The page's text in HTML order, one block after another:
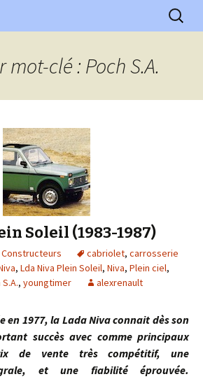
Ancienne
: articles, historiques
clé : Poch S.A.
Soleil (1983-1987)
Constructeurs cabriolet, carrosserie
, Lda Niva Plein Soleil, Niva, Plein ciel,
, youngtimer alexrenault
1977, la Lada Niva connait dès son
succès avec comme principaux
de vente très compétitif, une
et une fiabilité éprouvée.